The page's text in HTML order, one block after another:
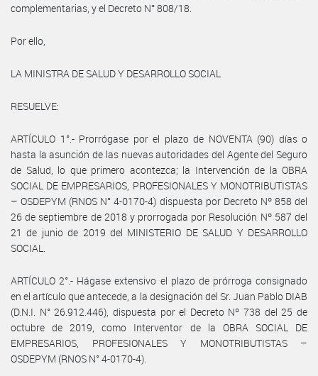
complementarias, y el Decreto N° 808/18.
Por ello,
LA MINISTRA DE SALUD Y DESARROLLO SOCIAL
RESUELVE:
ARTÍCULO 1°.- Prorrógase por el plazo de NOVENTA (90) días o
hasta la asunción de las nuevas autoridades del Agente del Seguro
de Salud, lo que primero acontezca; la Intervención de la OBRA
SOCIAL DE EMPRESARIOS, PROFESIONALES Y MONOTRIBUTISTAS
– OSDEPYM (RNOS N° 4-0170-4) dispuesta por Decreto Nº 858 del
26 de septiembre de 2018 y prorrogada por Resolución Nº 587 del
21 de junio de 2019 del MINISTERIO DE SALUD Y DESARROLLO
SOCIAL.
ARTÍCULO 2°.- Hágase extensivo el plazo de prórroga consignado
en el artículo que antecede, a la designación del Sr. Juan Pablo DIAB
(D.N.I. N° 26.912.446), dispuesta por el Decreto Nº 738 del 25 de
octubre de 2019, como Interventor de la OBRA SOCIAL DE
EMPRESARIOS, PROFESIONALES Y MONOTRIBUTISTAS –
OSDEPYM (RNOS N° 4-0170-4).